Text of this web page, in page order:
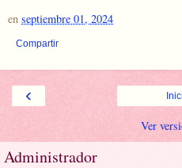
en septiembre 01, 2024
Compartir
‹
Ver
Administrador